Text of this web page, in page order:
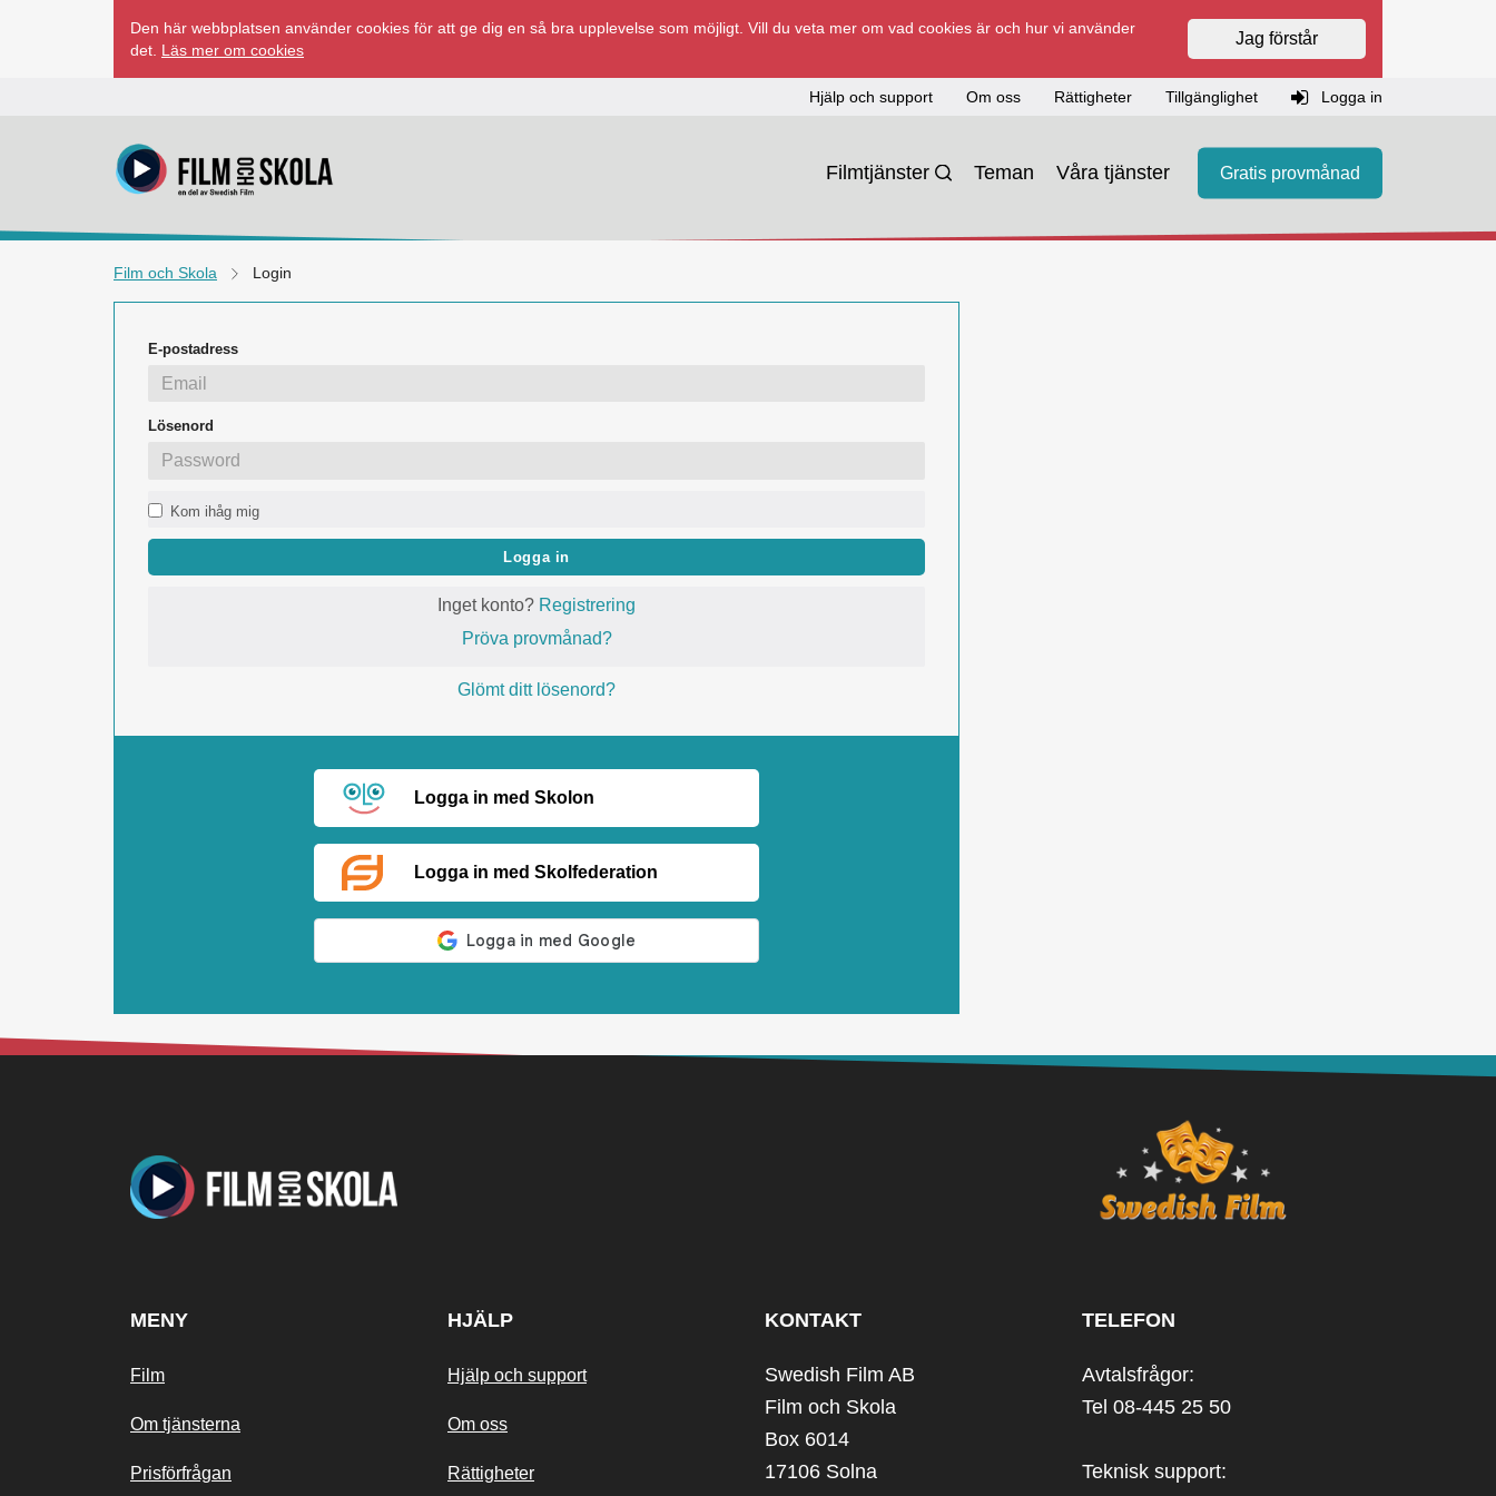
Den här webbplatsen använder cookies för att ge dig en så bra upplevelse som möjligt. Vill du veta mer om vad cookies är och hur vi använder
det. Läs mer om cookies
Jag förstår
Hjälp och support Om oss Rättigheter Tillgänglighet Logga in
Filmtjänster Teman Våra tjänster Gratis provmånad
Film och Skola Login
E-postadress
Lösenord
Kom ihåg mig
Logga in
Inget konto? Registrering
Pröva provmånad?
Glömt ditt lösenord?
Logga in med Skolon
Logga in med Skolfederation
MENY
Film
Om tjänsterna
Prisförfrågan
HJÄLP
Hjälp och support
Om oss
Rättigheter
KONTAKT
Swedish Film AB
Film och Skola
Box 6014
17106 Solna
TELEFON
Avtalsfrågor:
Tel 08-445 25 50
Teknisk support: